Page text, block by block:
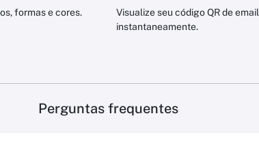
formas e cores.
Visualize seu código QR de email
instantaneamente.
Perguntas frequentes